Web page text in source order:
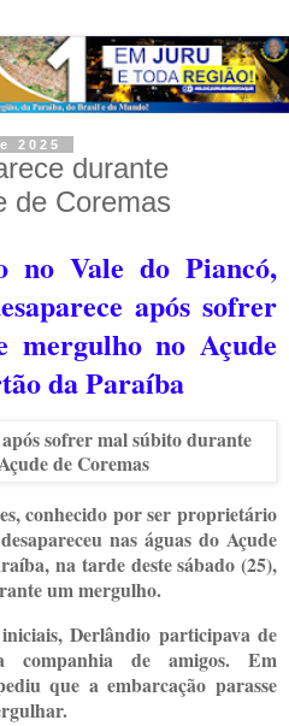
2025
durante
de Coremas
no Vale do Piancó,
após sofrer
mergulho no Açude
da Paraíba
conhecido por ser proprietário
nas águas do Açude
na tarde deste sábado (25),
um mergulho.
Derlândio participava de
de amigos. Em
que a embarcação parasse